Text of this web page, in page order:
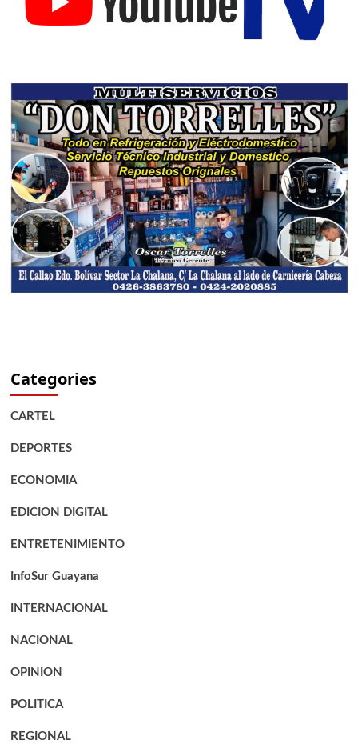
Categories
CARTEL
DEPORTES
ECONOMIA
EDICION DIGITAL
ENTRETENIMIENTO
InfoSur Guayana
INTERNACIONAL
NACIONAL
OPINION
POLITICA
REGIONAL